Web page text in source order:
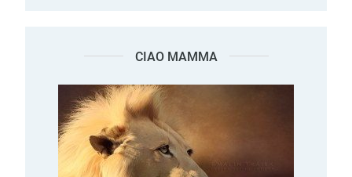
CIAO MAMMA